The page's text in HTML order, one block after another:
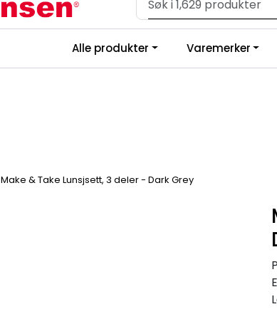
Velkommen til vår
Alle produkter Varemerker
Make & Take Lunsjsett, 3 deler - Dark Grey